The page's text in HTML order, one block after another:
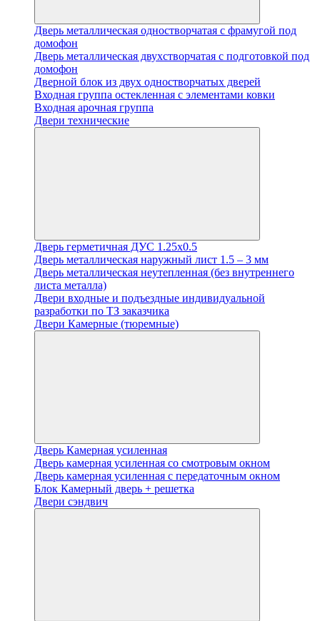
Дверь металлическая одностворчатая с фрамугой под
домофон
Дверь металлическая двухстворчатая с подготовкой под
домофон
Дверной блок из двух одностворчатых дверей
Входная группа остекленная с элементами ковки
Входная арочная группа
Двери технические
Дверь герметичная ДУС 1.25х0.5
Дверь металлическая наружный лист 1.5 – 3 мм
Дверь металлическая неутепленная (без внутреннего
листа металла)
Двери входные и подъездные индивидуальной
разработки по ТЗ заказчика
Двери Камерные (тюремные)
Дверь Камерная усиленная
Дверь камерная усиленная со смотровым окном
Дверь камерная усиленная с передаточным окном
Блок Камерный дверь + решетка
Двери сэндвич